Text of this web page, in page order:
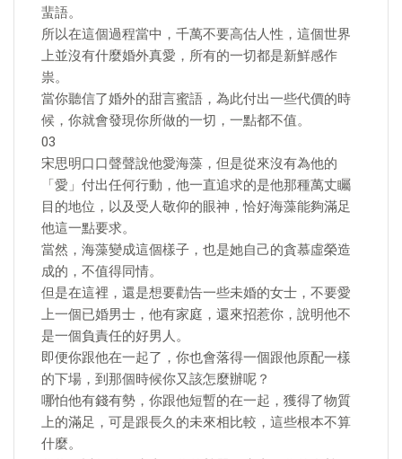
蜚語。
所以在這個過程當中，千萬不要高估人性，這個世界
上並沒有什麼婚外真愛，所有的一切都是新鮮感作
祟。
當你聽信了婚外的甜言蜜語，為此付出一些代價的時
候，你就會發現你所做的一切，一點都不值。
​03
宋思明口口聲聲說他愛海藻，但是從來沒有為他的
「愛」付出任何行動，他一直追求的是他那種萬丈矚
目的地位，以及受人敬仰的眼神，恰好海藻能夠滿足
他這一點要求。
當然，海藻變成這個樣子，也是她自己的貪慕虛榮造
成的，不值得同情。
但是在這裡，還是想要勸告一些未婚的女士，不要愛
上一個已婚男士，他有家庭，還來招惹你，說明他不
是一個負責任的好男人。
即便你跟他在一起了，你也會落得一個跟他原配一樣
的下場，到那個時候你又該怎麼辦呢？
哪怕他有錢有勢，你跟他短暫的在一起，獲得了物質
上的滿足，可是跟長久的未來相比較，這些根本不算
什麼。